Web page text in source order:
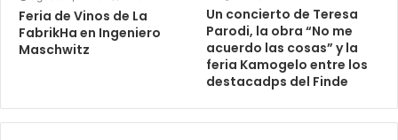
Feria de Vinos de La
FabrikHa en Ingeniero
Maschwitz
Un concierto de Teresa
Parodi, la obra “No me
acuerdo las cosas” y la
feria Kamogelo entre los
destacadps del Finde